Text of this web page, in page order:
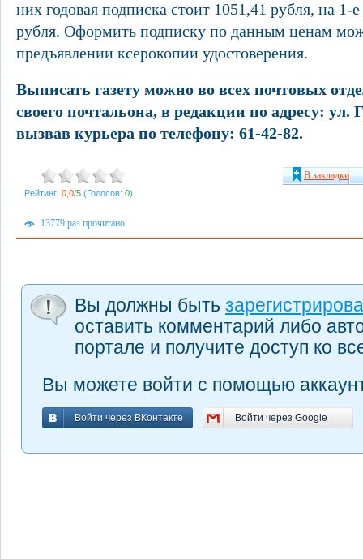
них годовая подписка стоит 1051,41 рубля, на
рубля. Оформить подписку по данным ценам
предъявлении ксерокопии удостоверения.
Выписать газету можно во всех почтовых
своего почтальона, в редакции по адресу: ул.
вызвав курьера по телефону: 61-42-82.
Рейтинг: 0,0/5 (Голосов: 0)
В закладки
13779 раз прочитано
Вы должны быть
оставить комментарий либо
портале и получите доступ ко
Вы можете войти с помощью
Войти через ВКонтакте
Войти через ВКонтакте Войти через Google
Войти через Google